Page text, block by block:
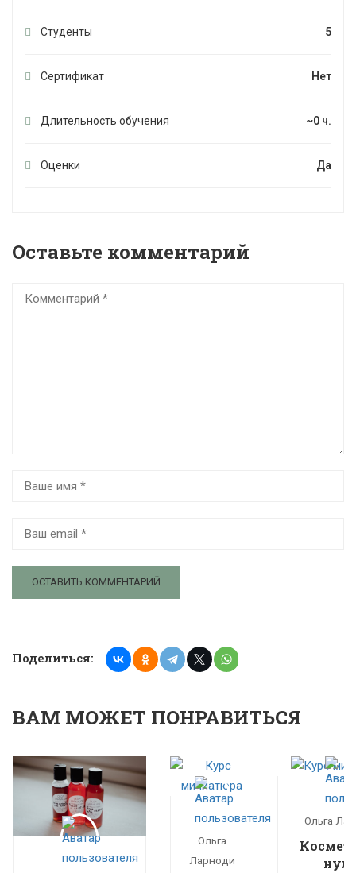
Студенты 5
Сертификат Нет
Длительность обучения ~0 ч.
Оценки Да
Оставьте комментарий
Поделиться:
ВАМ МОЖЕТ ПОНРАВИТЬСЯ
Ольга
Ларноди
Ольга